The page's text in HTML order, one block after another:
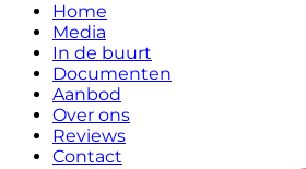
Home
Media
In de buurt
Documenten
Aanbod
Over ons
Reviews
Contact